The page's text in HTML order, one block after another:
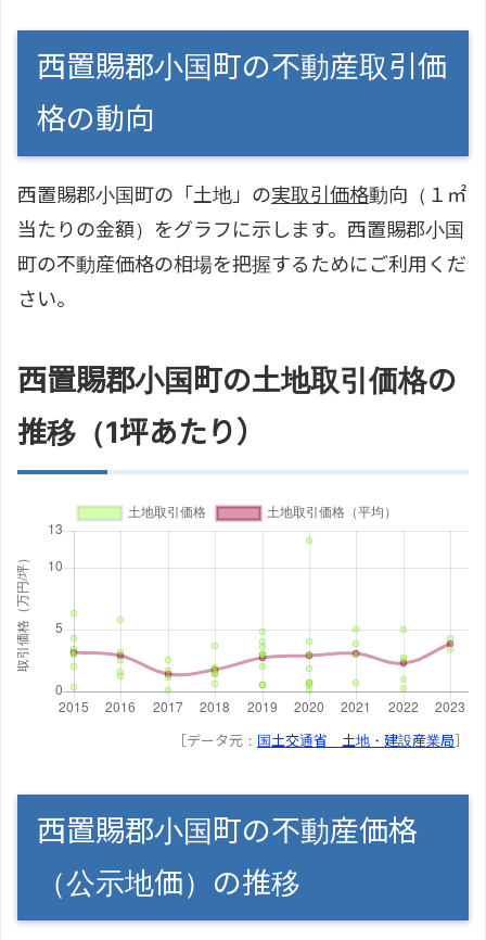
西置賜郡小国町の不動産取引価
格の動向
西置賜郡小国町の「土地」の実取引価格動向（１㎡
当たりの金額）をグラフに示します。西置賜郡小国
町の不動産価格の相場を把握するためにご利用くだ
さい。
西置賜郡小国町の土地取引価格の
推移（1坪あたり）
［データ元： 国土交通省 土地・建設産業局］
西置賜郡小国町の不動産価格
（公示地価）の推移